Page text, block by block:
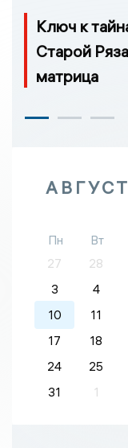
Ключ к
Старой
матрица
АВГУСТ
Пн Вт
27
28
3
4
10
11
17
18
24
25
31
1